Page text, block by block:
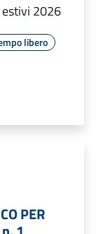
2026
libero
PER